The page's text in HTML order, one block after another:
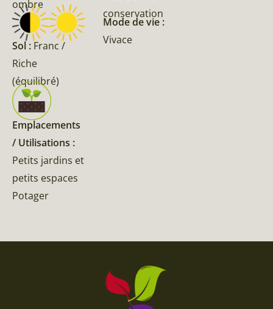
ombre
Sol : Franc /
Riche
(équilibré)
Emplacements
/ Utilisations :
Petits jardins et
petits espaces
Potager
conservation
Mode de vie :
Vivace